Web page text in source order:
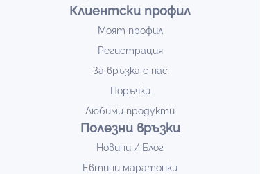
Клиентски профил
Моят профил
Регистрация
За връзка с нас
Поръчки
Любими продукти
Полезни връзки
Новини / Блог
Евтини маратонки